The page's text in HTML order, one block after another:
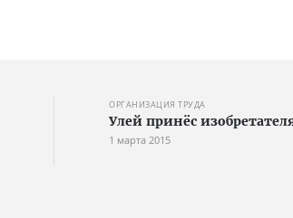
ОРГАНИЗАЦИЯ ТРУДА
Улей принёс
1 марта 2015